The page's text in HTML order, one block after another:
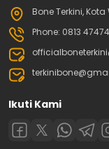
Bone Terkini,
Phone: 0813
Ikuti Kami